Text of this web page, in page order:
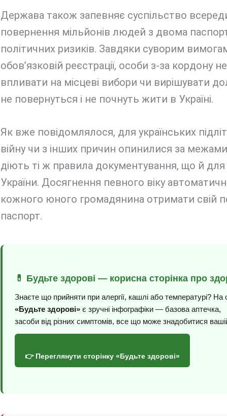
Держава також запевняє суспільство
повернення мільйонів людей з двома
політичних ризиків. Завдяки суворим
обов’язковій реєстрації, особи з-за кордону
впливати на місцеві вибори чи вирішувати
не повернуться і не почнуть жити в Україні.
Як вже повідомлялося, для українських
війну чи з інших причин опинилися за
діють ті ж правила документування, що й
України. Досягнення певного віку
кожного юного громадянина отримати свій
паспорт.
💊 Будьте здорові — корисна сторінка про
Знаєте що прийняти при алергії, кашлі або температурі? На
«Будьте здорові»є зручні інфографіки — базова аптечка,
засоби від різних симптомів, все що може знадобитися
👉 Переглянути сторінку «Будьте здорові»